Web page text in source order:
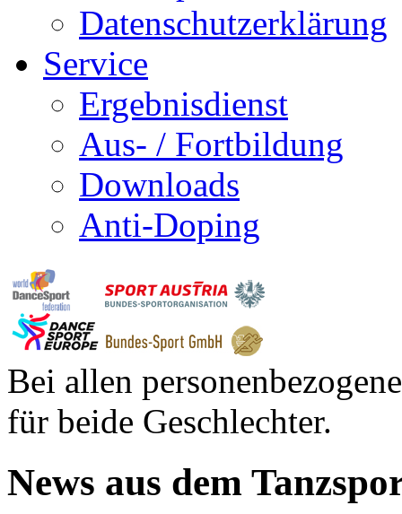
Datenschutzerklärung
Service
Ergebnisdienst
Aus- / Fortbildung
Downloads
Anti-Doping
Bei allen
für beide Geschlechter.
News aus dem